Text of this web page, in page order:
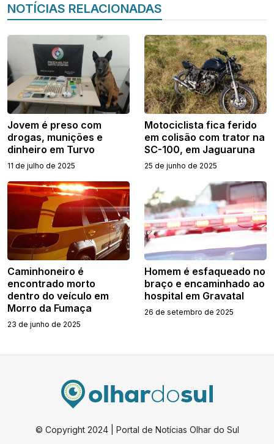
NOTÍCIAS RELACIONADAS
Jovem é preso com
drogas, munições e
dinheiro em Turvo
11 de julho de 2025
Motociclista fica ferido
em colisão com trator na
SC-100, em Jaguaruna
25 de junho de 2025
Caminhoneiro é
encontrado morto
dentro do veículo em
Morro da Fumaça
23 de junho de 2025
Homem é esfaqueado no
braço e encaminhado ao
hospital em Gravatal
26 de setembro de 2025
© Copyright 2024 | Portal de Notícias Olhar do Sul